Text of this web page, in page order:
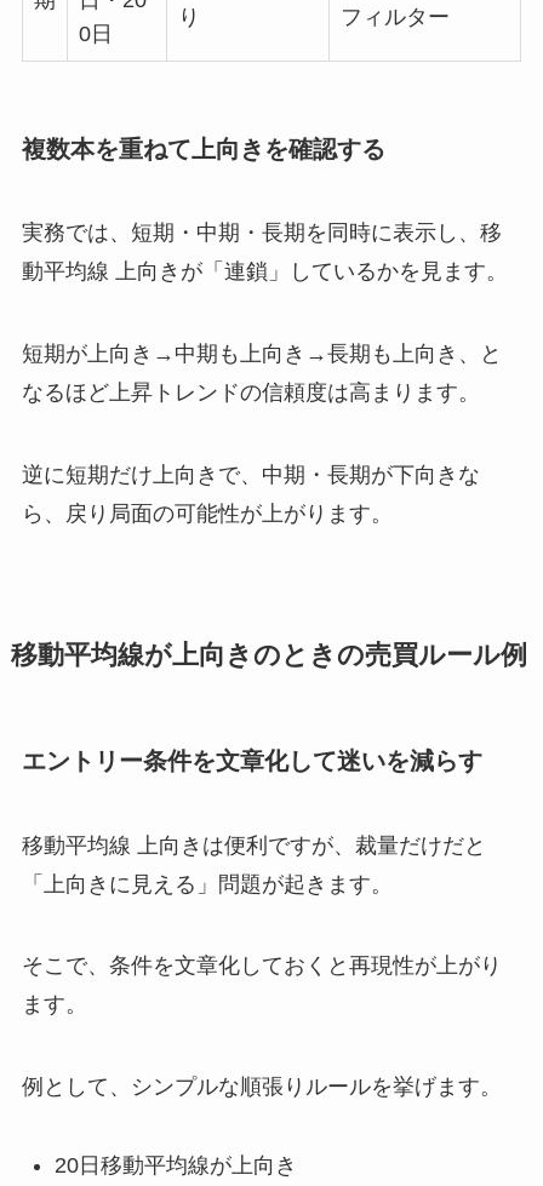
0日
り
フィルター
複数本を重ねて上向きを確認する
実務では、短期・中期・長期を同時に表示し、移
動平均線 上向きが「連鎖」しているかを見ます。
短期が上向き→中期も上向き→長期も上向き、と
なるほど上昇トレンドの信頼度は高まります。
逆に短期だけ上向きで、中期・長期が下向きな
ら、戻り局面の可能性が上がります。
移動平均線が上向きのときの売買ルール例
エントリー条件を文章化して迷いを減らす
移動平均線 上向きは便利ですが、裁量だけだと
「上向きに見える」問題が起きます。
そこで、条件を文章化しておくと再現性が上がり
ます。
例として、シンプルな順張りルールを挙げます。
20日移動平均線が上向き